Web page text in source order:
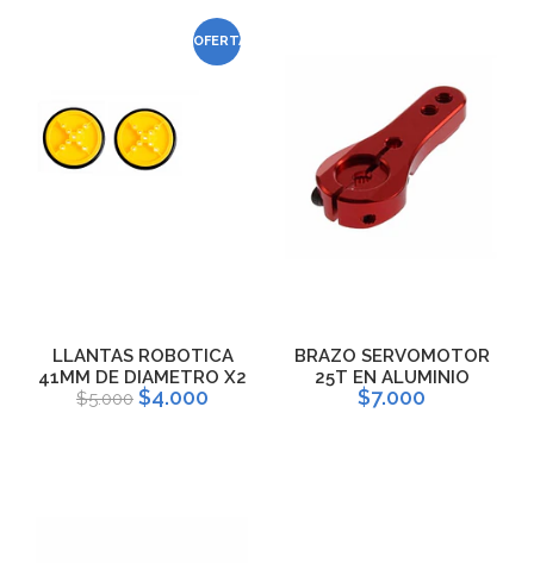
OFERTA
LLANTAS ROBOTICA
41MM DE DIAMETRO X2
$5.000 $4.000
BRAZO SERVOMOTOR
25T EN ALUMINIO
$7.000